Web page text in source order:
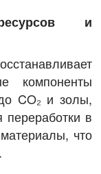
и
компоненты
CO₂ и золы,
в
что